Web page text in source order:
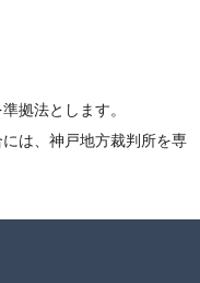
拠法とします。
は、神戸地方裁判所を専